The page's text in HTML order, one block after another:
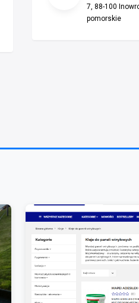
7, 88-100
pomorskie